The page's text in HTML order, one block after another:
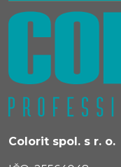
Colorit spol. s r. o.